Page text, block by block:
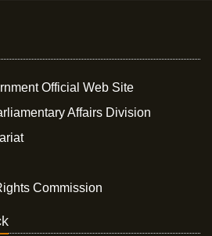
Official Web Site
Affairs Division
Commission